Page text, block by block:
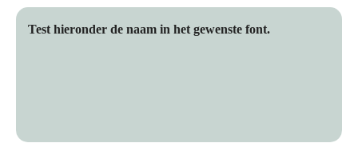
Test hieronder de naam in het gewenste font.